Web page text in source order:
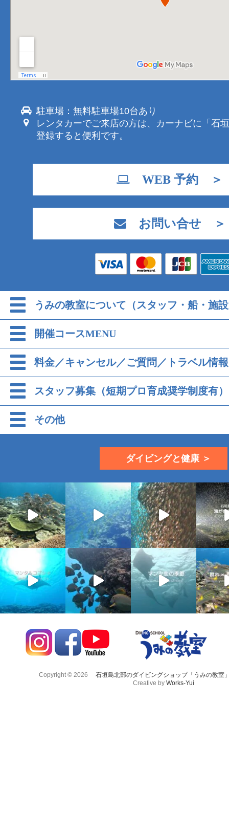
駐車場：無料駐車場10台あり
レンタカーでご来店の方は、カーナビに「石
登録すると便利です。
WEB 予約 ＞
お問い合せ ＞
うみの教室について（スタッフ・船・施
開催コースMENU
料金／キャンセル／ご質問／トラベル情報
スタッフ募集（短期プロ育成奨学制度有）
その他
ダイビングと健康 ＞
Copyright © 2026
石垣島北部のダイビングショップ「うみの教室
Creative by Works-Yui